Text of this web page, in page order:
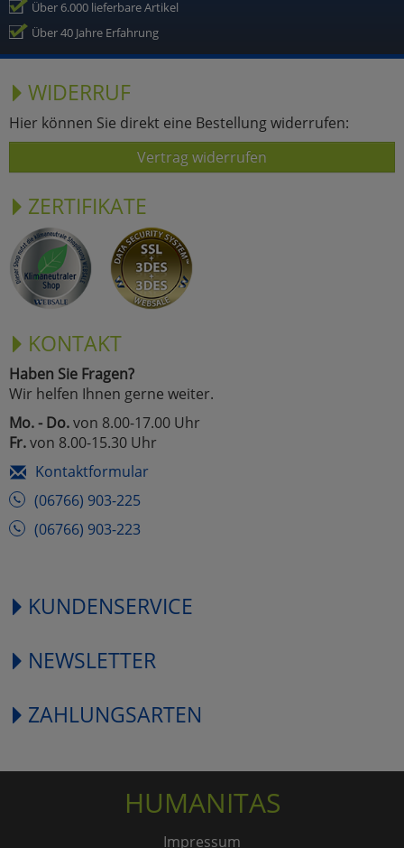
Über 6.000 lieferbare Artikel
Über 40 Jahre Erfahrung
WIDERRUF
Hier können Sie direkt eine Bestellung widerrufen:
Vertrag widerrufen
ZERTIFIKATE
KONTAKT
Haben Sie Fragen?
Wir helfen Ihnen gerne weiter.
Mo. - Do.von 8.00-17.00 Uhr
Fr.von 8.00-15.30 Uhr
Kontaktformular
(06766) 903-225
(06766) 903-223
KUNDENSERVICE
NEWSLETTER
ZAHLUNGSARTEN
HUMANITAS
Impressum